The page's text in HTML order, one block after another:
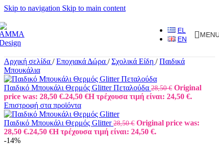
Skip to navigation Skip to main content
EL
EN
Αρχική σελίδα / Εποχιακά Δώρα / Σχολικά Είδη / Παιδικά
Μπουκάλια
Παιδικό Μπουκάλι Θερμός Glitter Πεταλούδα 28,50€ Original
price was: 28,50 €.24,50 €Η τρέχουσα τιμή είναι: 24,50 €.
Επιστροφή στα προϊόντα
Παιδικό Μπουκάλι Θερμός Glitter28,50€ Original price was:
28,50 €.24,50 €Η τρέχουσα τιμή είναι: 24,50 €.
-14%